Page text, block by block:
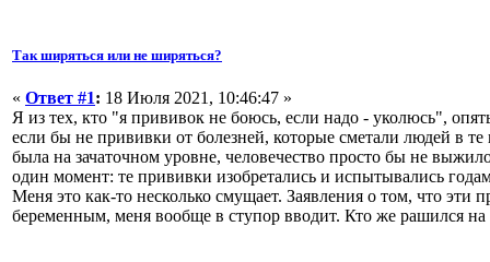
Так ширяться или не ширяться?
« Ответ #1: 18 Июля 2021, 10:46:47 »
Я из тех, кто "я прививок не боюсь, если надо - уколюсь",
если бы не прививки от болезней, которые сметали людей в те
была на зачаточном уровне, человечество просто бы не
один момент: те прививки изобретались и испытывались
Меня это как-то несколько смущает. Заявления о том, что эти
беременным, меня вообще в ступор вводит. Кто же рашился на